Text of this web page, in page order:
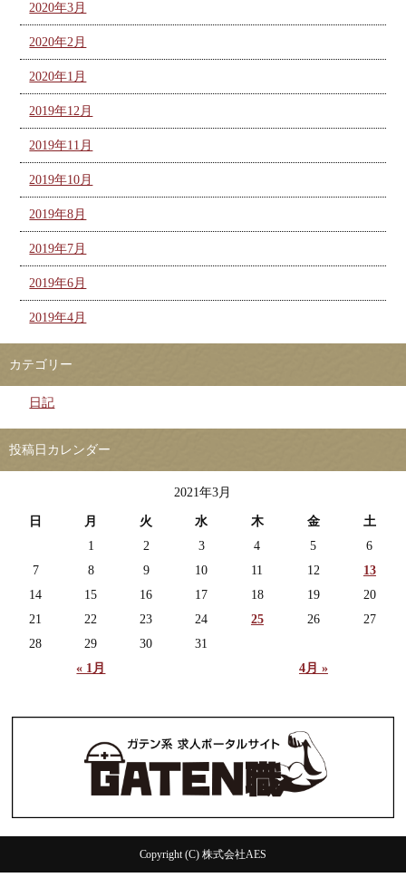
2020年3月
2020年2月
2020年1月
2019年12月
2019年11月
2019年10月
2019年8月
2019年7月
2019年6月
2019年4月
カテゴリー
日記
投稿日カレンダー
2021年3月
日 月 火 水 木 金 土
« 1月 4月 »
1 2 3 4 5
6
7
8 9 10 11 12
13
14
15 16 17 18 19
20
21
22 23 24 25 26
27
28
29 30 31
Copyright (C) 株式会社AES